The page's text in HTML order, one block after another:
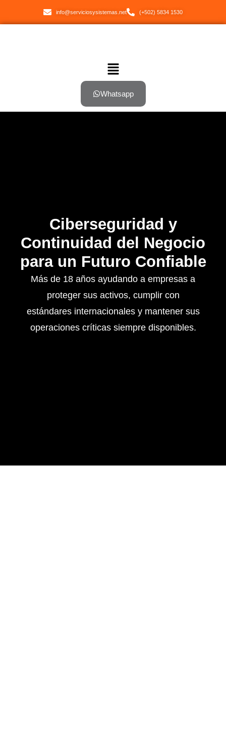
info@serviciosysistemas.net (+502) 5834 1530
Whatsapp
Ciberseguridad y
Continuidad del Negocio
para un Futuro Confiable
Más de 18 años ayudando a empresas a
proteger sus activos, cumplir con
estándares internacionales y mantener sus
operaciones críticas siempre disponibles.